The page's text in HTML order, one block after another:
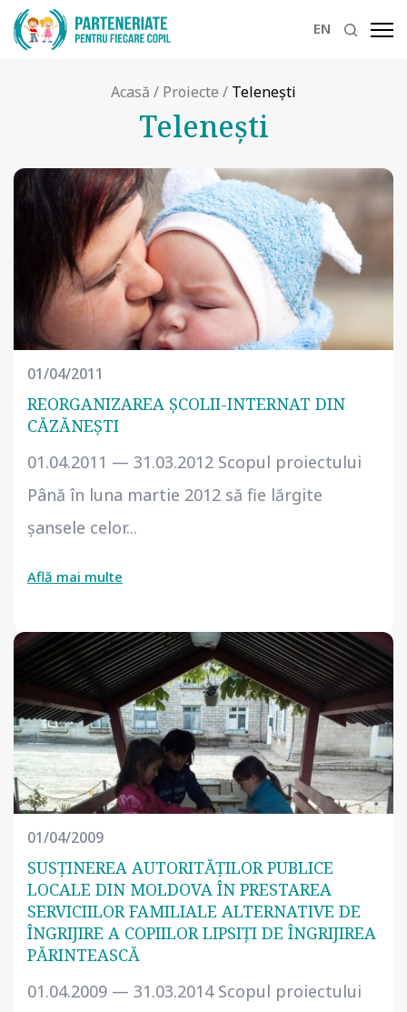
EN
Acasă / Proiecte / Teleneşti
Teleneşti
01/04/2011
REORGANIZAREA ŞCOLII-INTERNAT DIN
CĂZĂNEŞTI
01.04.2011 — 31.03.2012 Scopul proiectului
Până în luna martie 2012 să fie lărgite
şansele celor...
Află mai multe
01/04/2009
SUSŢINEREA AUTORITĂŢILOR PUBLICE
LOCALE DIN MOLDOVA ÎN PRESTAREA
SERVICIILOR FAMILIALE ALTERNATIVE DE
ÎNGRIJIRE A COPIILOR LIPSIŢI DE ÎNGRIJIREA
PĂRINTEASCĂ
01.04.2009 — 31.03.2014 Scopul proiectului